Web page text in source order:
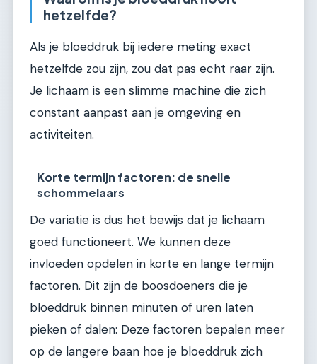
hetzelfde?
Als je bloeddruk bij iedere meting exact
hetzelfde zou zijn, zou dat pas echt raar zijn.
Je lichaam is een slimme machine die zich
constant aanpast aan je omgeving en
activiteiten.
Korte termijn factoren: de snelle
schommelaars
De variatie is dus het bewijs dat je lichaam
goed functioneert. We kunnen deze
invloeden opdelen in korte en lange termijn
factoren. Dit zijn de boosdoeners die je
bloeddruk binnen minuten of uren laten
pieken of dalen: Deze factoren bepalen meer
op de langere baan hoe je bloeddruk zich